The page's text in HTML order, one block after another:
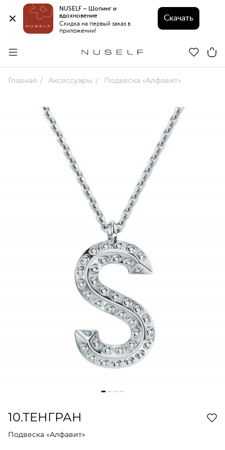
NUSELF – Шопинг и
вдохновение
Скидка на первый заказ в
приложении!
Скачать
Главная Аксессуары Подвеска «Алфавит»
10.ТЕНГРАН
Подвеска «Алфавит»